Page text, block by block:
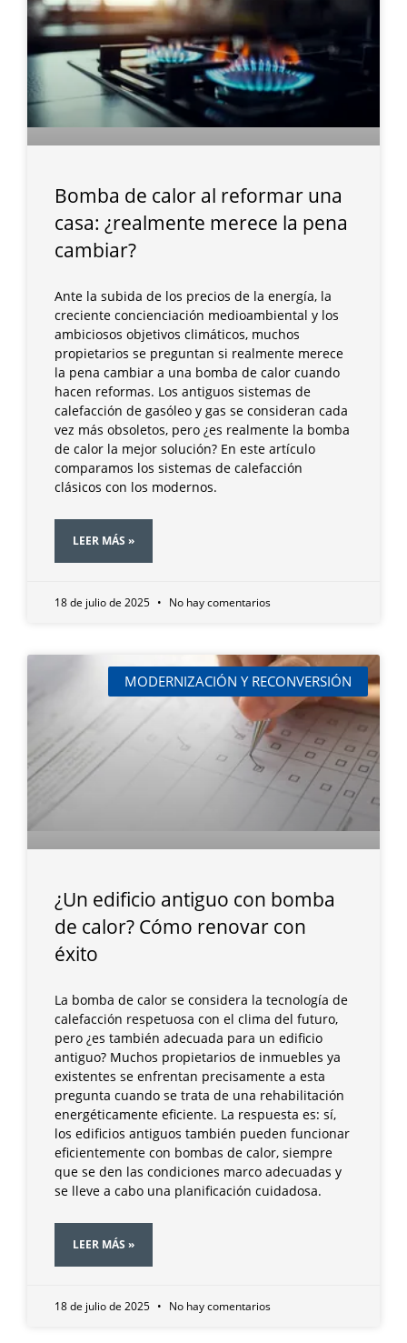
Bomba de calor al reformar una
casa: ¿realmente merece la pena
cambiar?
Ante la subida de los precios de la energía, la
creciente concienciación medioambiental y los
ambiciosos objetivos climáticos, muchos
propietarios se preguntan si realmente merece
la pena cambiar a una bomba de calor cuando
hacen reformas. Los antiguos sistemas de
calefacción de gasóleo y gas se consideran cada
vez más obsoletos, pero ¿es realmente la bomba
de calor la mejor solución? En este artículo
comparamos los sistemas de calefacción
clásicos con los modernos.
LEER MÁS »
18 de julio de 2025 No hay comentarios
MODERNIZACIÓN Y RECONVERSIÓN
¿Un edificio antiguo con bomba
de calor? Cómo renovar con
éxito
La bomba de calor se considera la tecnología de
calefacción respetuosa con el clima del futuro,
pero ¿es también adecuada para un edificio
antiguo? Muchos propietarios de inmuebles ya
existentes se enfrentan precisamente a esta
pregunta cuando se trata de una rehabilitación
energéticamente eficiente. La respuesta es: sí,
los edificios antiguos también pueden funcionar
eficientemente con bombas de calor, siempre
que se den las condiciones marco adecuadas y
se lleve a cabo una planificación cuidadosa.
LEER MÁS »
18 de julio de 2025 No hay comentarios